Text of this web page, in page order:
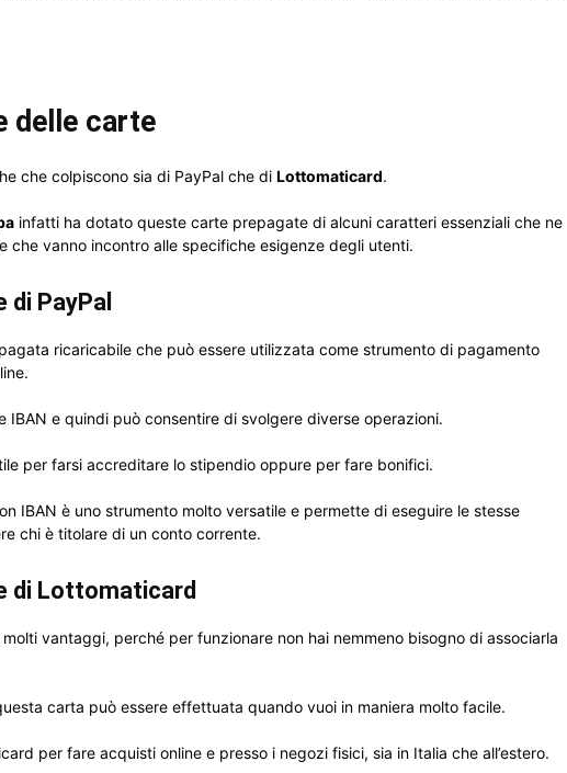
delle carte
che colpiscono sia di PayPal che di Lottomaticard.
infatti ha dotato queste carte prepagate di alcuni caratteri essenziali che ne
che vanno incontro alle specifiche esigenze degli utenti.
PayPal
ricaricabile che può essere utilizzata come strumento di pagamento
IBAN e quindi può consentire di svolgere diverse operazioni.
per farsi accreditare lo stipendio oppure per fare bonifici.
IBAN è uno strumento molto versatile e permette di eseguire le stesse
chi è titolare di un conto corrente.
di Lottomaticard
vantaggi, perché per funzionare non hai nemmeno bisogno di associarla
carta può essere effettuata quando vuoi in maniera molto facile.
per fare acquisti online e presso i negozi fisici, sia in Italia che all’estero.